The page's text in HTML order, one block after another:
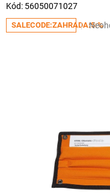
Kód: 56050071027
SALECODE:ZAHRADA:5:%